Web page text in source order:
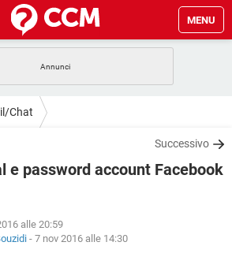
MENU
WHATSAPP
FACEBOOK
GAMING
ANDROID
Chat
Successivo
e password account Facebook
alle 20:59
- 7 nov 2016 alle 14:30